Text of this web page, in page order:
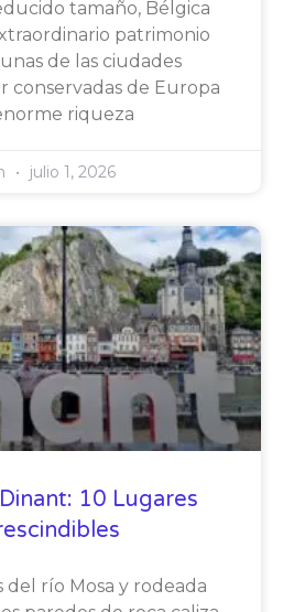
tamaño, Bélgica
patrimonio
de las ciudades
conservadas de Europa
riqueza
julio 1, 2026
10 Lugares
del río Mosa y rodeada